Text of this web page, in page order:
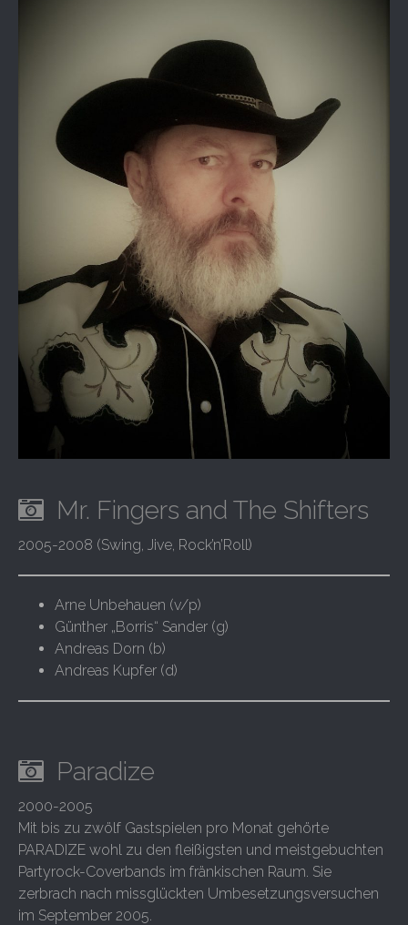
Mr. Fingers and The Shifters
2005-2008 (Swing, Jive, Rock’n’Roll)
Arne Unbehauen (v/p)
Günther „Borris“ Sander (g)
Andreas Dorn (b)
Andreas Kupfer (d)
Paradize
2000-2005
Mit bis zu zwölf Gastspielen pro Monat gehörte
PARADIZE wohl zu den fleißigsten und meistgebuchten
Partyrock-Coverbands im fränkischen Raum. Sie
zerbrach nach missglückten Umbesetzungsversuchen
im September 2005.